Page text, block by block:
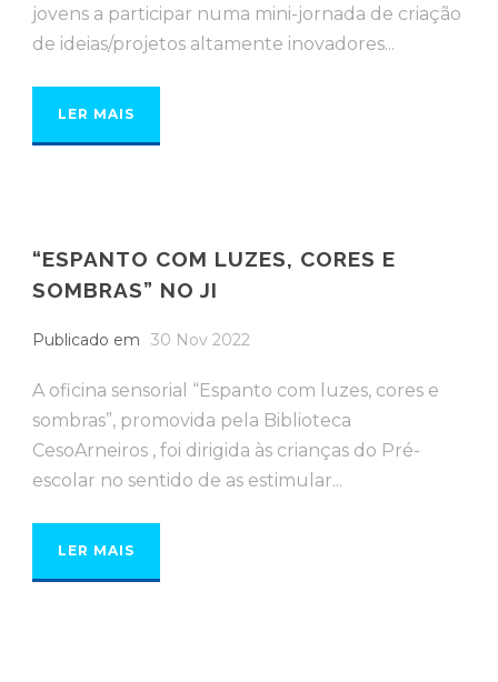
jovens a participar numa mini-jornada de criação
de ideias/projetos altamente inovadores...
LER MAIS
“ESPANTO COM LUZES, CORES E
SOMBRAS” NO JI
Publicado em 30 Nov 2022
A oficina sensorial “Espanto com luzes, cores e
sombras”, promovida pela Biblioteca
CesoArneiros , foi dirigida às crianças do Pré-
escolar no sentido de as estimular...
LER MAIS